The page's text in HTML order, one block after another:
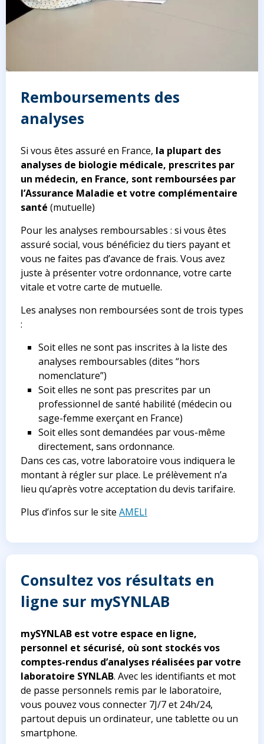
Remboursements des
analyses
Si vous êtes assuré en France, la plupart des
analyses de biologie médicale, prescrites par
un médecin, en France, sont remboursées par
l’Assurance Maladie et votre complémentaire
santé (mutuelle)
Pour les analyses remboursables : si vous êtes
assuré social, vous bénéficiez du tiers payant et
vous ne faites pas d’avance de frais. Vous avez
juste à présenter votre ordonnance, votre carte
vitale et votre carte de mutuelle.
Les analyses non remboursées sont de trois types
:
Soit elles ne sont pas inscrites à la liste des
analyses remboursables (dites “hors
nomenclature”)
Soit elles ne sont pas prescrites par un
professionnel de santé habilité (médecin ou
sage-femme exerçant en France)
Soit elles sont demandées par vous-même
directement, sans ordonnance.
Dans ces cas, votre laboratoire vous indiquera le
montant à régler sur place. Le prélèvement n’a
lieu qu’après votre acceptation du devis tarifaire.
Plus d’infos sur le site AMELI
Consultez vos résultats en
ligne sur mySYNLAB
mySYNLAB est votre espace en ligne,
personnel et sécurisé, où sont stockés vos
comptes-rendus d’analyses réalisées par votre
laboratoire SYNLAB. Avec les identifiants et mot
de passe personnels remis par le laboratoire,
vous pouvez vous connecter 7J/7 et 24h/24,
partout depuis un ordinateur, une tablette ou un
smartphone.